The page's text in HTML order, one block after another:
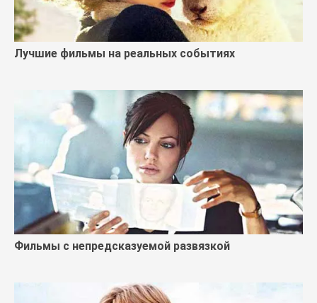
Лучшие фильмы на реальных событиях
Фильмы с непредсказуемой развязкой